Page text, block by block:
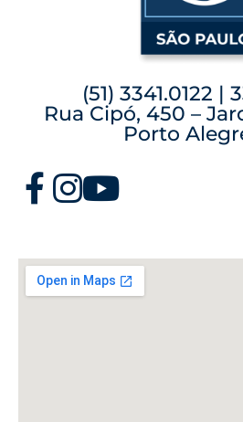
(51) 3341.0122 |
Rua Cipó, 450 –
Porto